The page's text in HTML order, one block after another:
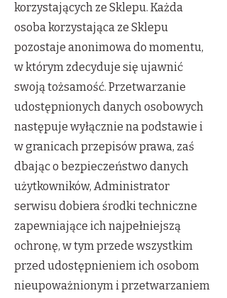
korzystających ze Sklepu. Każda
osoba korzystająca ze Sklepu
pozostaje anonimowa do momentu,
w którym zdecyduje się ujawnić
swoją tożsamość. Przetwarzanie
udostępnionych danych osobowych
następuje wyłącznie na podstawie i
w granicach przepisów prawa, zaś
dbając o bezpieczeństwo danych
użytkowników, Administrator
serwisu dobiera środki techniczne
zapewniające ich najpełniejszą
ochronę, w tym przede wszystkim
przed udostępnieniem ich osobom
nieupoważnionym i przetwarzaniem